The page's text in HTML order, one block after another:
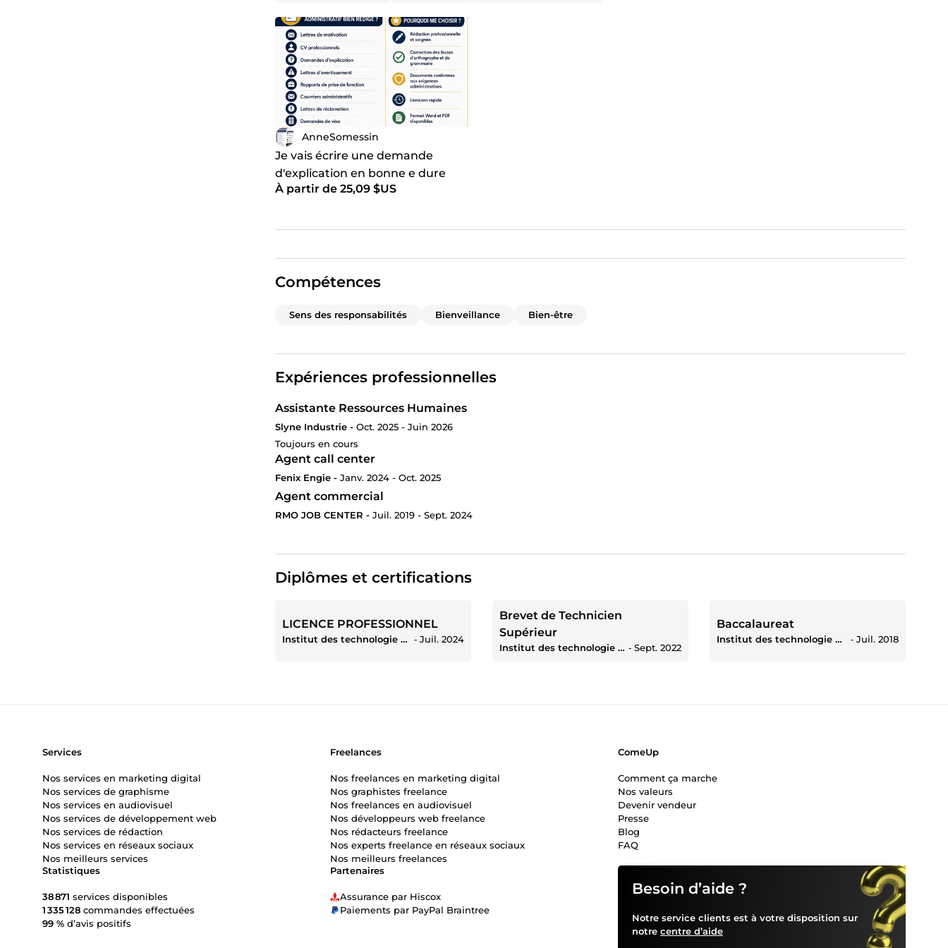
ou
Je vais rédiger tous vos documents administratifs et professionnels rapidement et efficacement
AnneSomessin
Je vais écrire une demande
d'explication en bonne e dure
forme pour vol
À partir de 25,09 $US
Compétences
Sens des responsabilités Bienveillance Bien-être
Expériences professionnelles
Assistante Ressources Humaines
Slyne Industrie - Oct. 2025 - Juin 2026
Toujours en cours
Agent call center
Fenix Engie - Janv. 2024 - Oct. 2025
Agent commercial
RMO JOB CENTER - Juil. 2019 - Sept. 2024
Diplômes et certifications
LICENCE PROFESSIONNEL
Institut des technologie d'abidjan ‐ Juil. 2024
Brevet de Technicien
Supérieur
Institut des technologie d'abidjan ‐ Sept. 2022
Baccalaureat
Institut des technologie d'abidjan ‐ Juil. 2018
Besoin d’aide ?
Notre service clients est à votre disposition sur
notre centre d’aide
Partenaires
Assurance par Hiscox
Paiements par PayPal Braintree
Statistiques
38 871 services disponibles
1 335 128 commandes effectuées
99 % d’avis positifs
Services
Nos services en marketing digital
Nos services de graphisme
Nos services en audiovisuel
Nos services de développement web
Nos services de rédaction
Nos services en réseaux sociaux
Nos meilleurs services
Freelances
Nos freelances en marketing digital
Nos graphistes freelance
Nos freelances en audiovisuel
Nos développeurs web freelance
Nos rédacteurs freelance
Nos experts freelance en réseaux sociaux
Nos meilleurs freelances
ComeUp
Comment ça marche
Nos valeurs
Devenir vendeur
Presse
Blog
FAQ